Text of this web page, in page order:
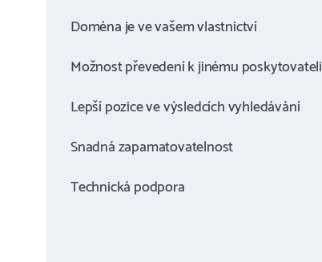
Doména je ve vašem vlastnictví
Možnost převedení k jinému poskytovateli
Lepší pozice ve výsledcích vyhledávání
Snadná zapamatovatelnost
Technická podpora